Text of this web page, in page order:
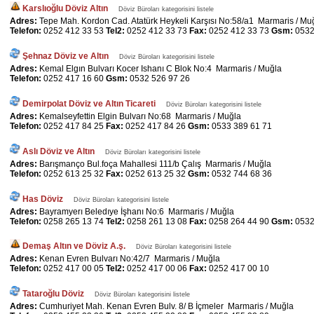
Karslıoğlu Döviz Altın Döviz Büroları kategorisini listele
Adres: Tepe Mah. Kordon Cad. Atatürk Heykeli Karşısı No:58/a1 Marmaris /
Telefon: 0252 412 33 53 Tel2: 0252 412 33 73 Fax: 0252 412 33 73 Gsm:
Şehnaz Döviz ve Altın Döviz Büroları kategorisini listele
Adres: Kemal Elgın Bulvarı Kocer Ishanı C Blok No:4 Marmaris / Muğla
Telefon: 0252 417 16 60 Gsm: 0532 526 97 26
Demirpolat Döviz ve Altın Ticareti Döviz Büroları kategorisini listele
Adres: Kemalseyfettin Elgin Bulvarı No:68 Marmaris / Muğla
Telefon: 0252 417 84 25 Fax: 0252 417 84 26 Gsm: 0533 389 61 71
Aslı Döviz ve Altın Döviz Büroları kategorisini listele
Adres: Barışmanço Bul.foça Mahallesi 111/b Çalış Marmaris / Muğla
Telefon: 0252 613 25 32 Fax: 0252 613 25 32 Gsm: 0532 744 68 36
Has Döviz Döviz Büroları kategorisini listele
Adres: Bayramyerı Beledıye İşhanı No:6 Marmaris / Muğla
Telefon: 0258 265 13 74 Tel2: 0258 261 13 08 Fax: 0258 264 44 90 Gsm:
Demaş Altın ve Döviz A.ş. Döviz Büroları kategorisini listele
Adres: Kenan Evren Bulvarı No:42/7 Marmaris / Muğla
Telefon: 0252 417 00 05 Tel2: 0252 417 00 06 Fax: 0252 417 00 10
Tataroğlu Döviz Döviz Büroları kategorisini listele
Adres: Cumhuriyet Mah. Kenan Evren Bulv. 8/ B İçmeler Marmaris / Muğla